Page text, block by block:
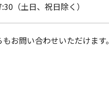
（土日、祝日除く）
お問い合わせいただけます。